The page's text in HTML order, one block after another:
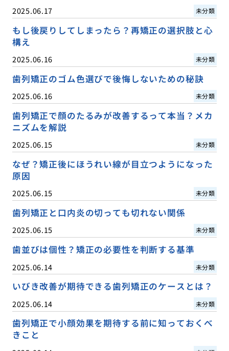
2025.06.17 未分類
もし後戻りしてしまったら？再矯正の選択肢と心
構え
2025.06.16 未分類
歯列矯正のゴム色選びで後悔しないための秘訣
2025.06.16 未分類
歯列矯正で顔のたるみが改善するって本当？メカ
ニズムを解説
2025.06.15 未分類
なぜ？矯正後にほうれい線が目立つようになった
原因
2025.06.15 未分類
歯列矯正と口内炎の切っても切れない関係
2025.06.15 未分類
歯並びは個性？矯正の必要性を判断する基準
2025.06.14 未分類
いびき改善が期待できる歯列矯正のケースとは？
2025.06.14 未分類
歯列矯正で小顔効果を期待する前に知っておくべ
きこと